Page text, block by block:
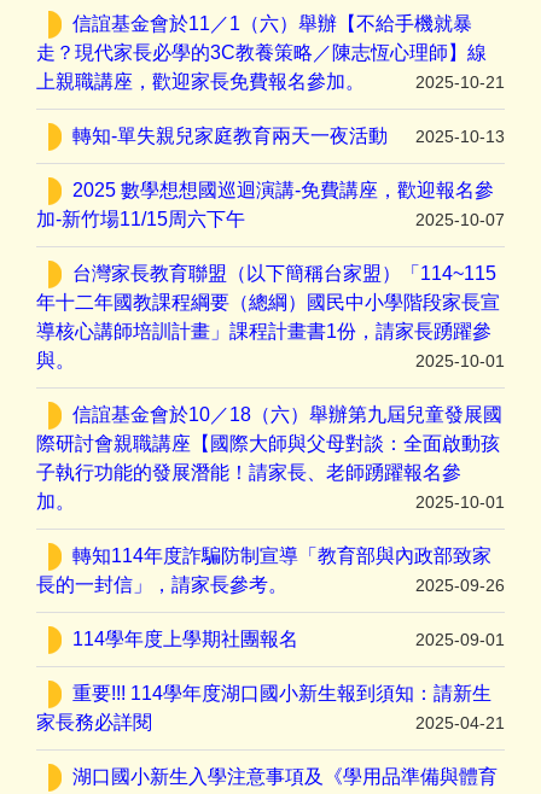
信誼基金會於11／1（六）舉辦【不給手機就暴
走？現代家長必學的3C教養策略／陳志恆心理師】線
上親職講座，歡迎家長免費報名參加。
2025-10-21
轉知-單失親兒家庭教育兩天一夜活動 2025-10-13
2025 數學想想國巡迴演講-免費講座，歡迎報名參
加-新竹場11/15周六下午
2025-10-07
台灣家長教育聯盟（以下簡稱台家盟）「114~115
年十二年國教課程綱要（總綱）國民中小學階段家長宣
導核心講師培訓計畫」課程計畫書1份，請家長踴躍參
與。
2025-10-01
信誼基金會於10／18（六）舉辦第九屆兒童發展國
際研討會親職講座【國際大師與父母對談：全面啟動孩
子執行功能的發展潛能！請家長、老師踴躍報名參
加。
2025-10-01
轉知114年度詐騙防制宣導「教育部與內政部致家
長的一封信」，請家長參考。
2025-09-26
114學年度上學期社團報名 2025-09-01
重要!!! 114學年度湖口國小新生報到須知：請新生
家長務必詳閱
2025-04-21
湖口國小新生入學注意事項及《學用品準備與體育